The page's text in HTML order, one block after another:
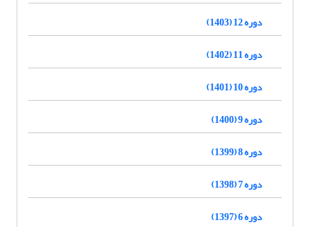
دوره 12 (1403)
دوره 11 (1402)
دوره 10 (1401)
دوره 9 (1400)
دوره 8 (1399)
دوره 7 (1398)
دوره 6 (1397)